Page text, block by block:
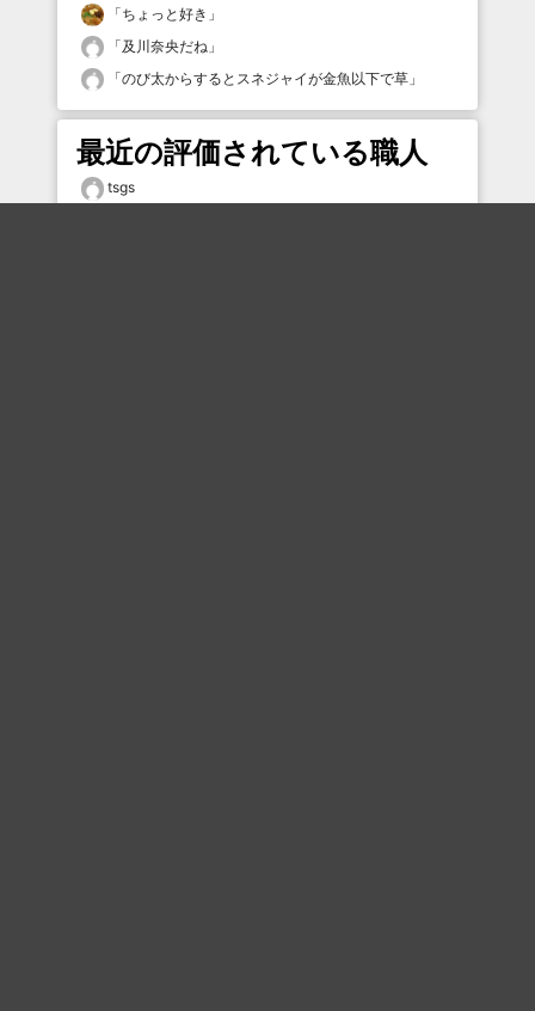
「ちょっと好き 」
「及川奈央だね 」
「のび太からするとスネジャイが金魚以下で草 」
最近の評価されている職人
tsgs